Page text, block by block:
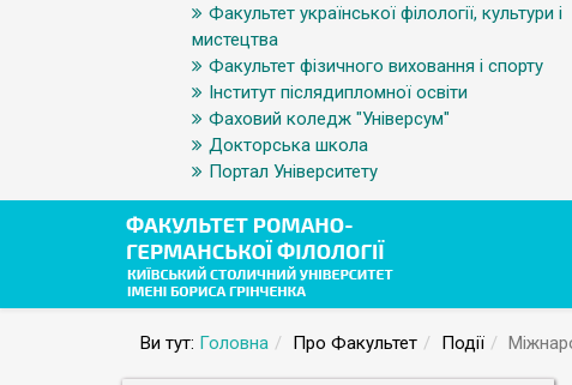
Факультет української філології, культури і
мистецтва
Факультет фізичного виховання і спорту
Інститут післядипломної освіти
Фаховий коледж "Універсум"
Докторська школа
Портал Університету
Ви тут: Головна Про Факультет Події